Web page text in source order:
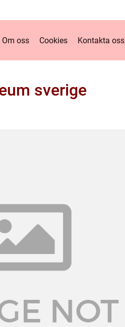
Om oss Cookies Kontakta oss
sverige